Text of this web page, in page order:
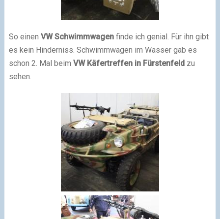
So einen VW Schwimmwagenfinde ich genial. Für ihn gibt
es kein Hinderniss. Schwimmwagen im Wasser gab es
schon 2. Mal beim VW Käfertreffen in Fürstenfeld zu
sehen.